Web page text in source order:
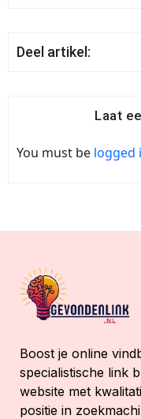
Deel artikel:
Laat
You must be logged
Boost je online
specialistische link
website met
positie in